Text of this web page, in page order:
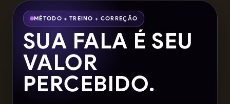
MÉTODO + TREINO + CORREÇÃO
SUA FALA É SEU
VALOR
PERCEBIDO.